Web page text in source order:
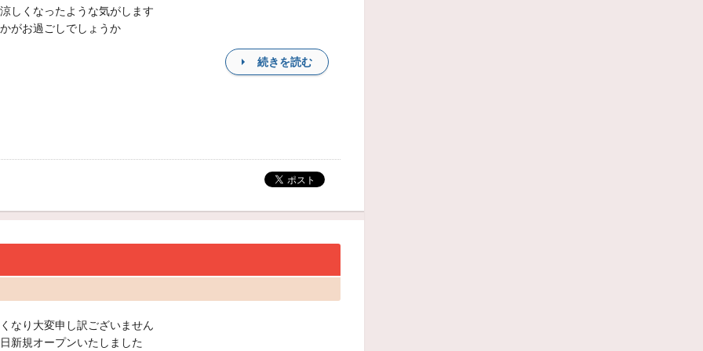
しくなったような気がします
がお過ごしでしょうか
続きを読む
なり大変申し訳ございません
新規オープンいたしました